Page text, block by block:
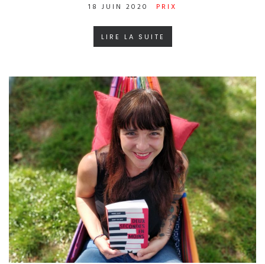
18 JUIN 2020 PRIX
LIRE LA SUITE